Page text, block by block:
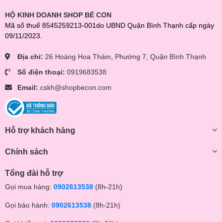
HỘ KINH DOANH SHOP BÉ CON
Mã số thuế 8545259213-001do UBND Quận Bình Thạnh cấp ngày
09/11/2023.
Địa chỉ: 26 Hoàng Hoa Thám, Phường 7, Quận Bình Thạnh
Số điện thoại: 0919683538
Email: cskh@shopbecon.com
Hỗ trợ khách hàng
Chính sách
Tổng đài hỗ trợ
Gọi mua hàng: 0902613538 (8h-21h)
Gọi bảo hành: 0902613538 (8h-21h)